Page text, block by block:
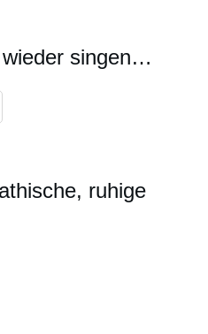
singen…
ruhige